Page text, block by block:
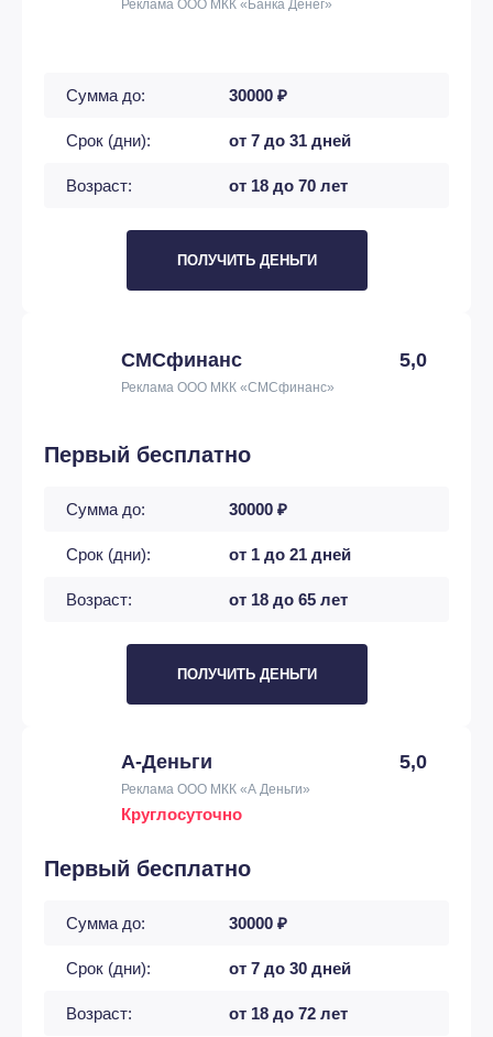
Реклама ООО МКК «Банка Денег»
Сумма до: 30000 ₽
Срок (дни): от 7 до 31 дней
Возраст: от 18 до 70 лет
ПОЛУЧИТЬ ДЕНЬГИ
СМСфинанс 5,0
Реклама ООО МКК «СМСфинанс»
Первый бесплатно
Сумма до: 30000 ₽
Срок (дни): от 1 до 21 дней
Возраст: от 18 до 65 лет
ПОЛУЧИТЬ ДЕНЬГИ
А-Деньги 5,0
Реклама ООО МКК «А Деньги»
Круглосуточно
Первый бесплатно
Сумма до: 30000 ₽
Срок (дни): от 7 до 30 дней
Возраст: от 18 до 72 лет